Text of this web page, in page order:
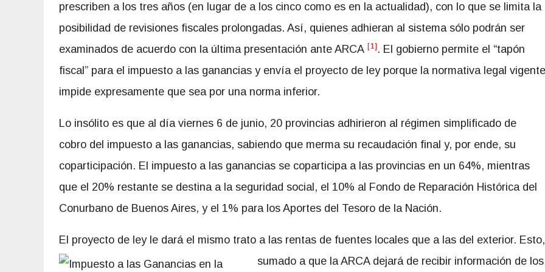
prescriben a los tres años (en lugar de a los cinco como es en la actualidad), con lo que se limita la
posibilidad de revisiones fiscales prolongadas. Así, quienes adhieran al sistema sólo podrán ser
examinados de acuerdo con la última presentación ante ARCA [1] . El gobierno permite el “tapón
fiscal” para el impuesto a las ganancias y envía el proyecto de ley porque la normativa legal vigente
impide expresamente que sea por una norma inferior.
Lo insólito es que al día viernes 6 de junio, 20 provincias adhirieron al régimen simplificado de
cobro del impuesto a las ganancias, sabiendo que merma su recaudación final y, por ende, su
coparticipación. El impuesto a las ganancias se coparticipa a las provincias en un 64%, mientras
que el 20% restante se destina a la seguridad social, el 10% al Fondo de Reparación Histórica del
Conurbano de Buenos Aires, y el 1% para los Aportes del Tesoro de la Nación.
El proyecto de ley le dará el mismo trato a las rentas de fuentes locales que a las del exterior. Esto,
sumado a que laARCA dejará de recibir información de los